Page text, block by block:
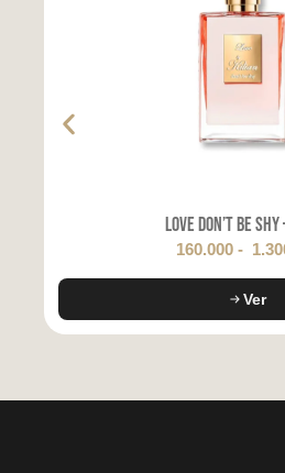
Love Don’t Be
160.000 -
Ver